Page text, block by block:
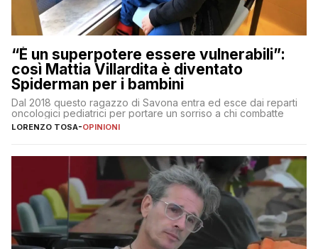
“È un superpotere essere vulnerabili”:
così Mattia Villardita è diventato
Spiderman per i bambini
Dal 2018 questo ragazzo di Savona entra ed esce dai reparti
oncologici pediatrici per portare un sorriso a chi combatte
LORENZO TOSA-OPINIONI